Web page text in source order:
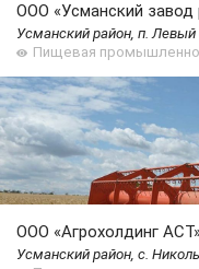
ООО «Усманский завод
Усманский район, п. Левый
Пищевая
ООО «Агрохолдинг
Усманский район, с.